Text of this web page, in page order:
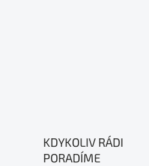
KDYKOLIV RÁDI
PORADÍME